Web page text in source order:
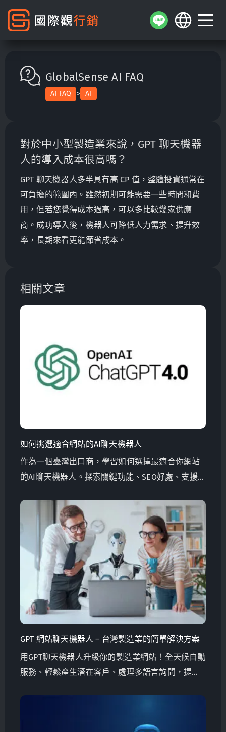
GlobalSense AI FAQ
AI FAQ > AI
對於中小型製造業來說，GPT 聊天機器
人的導入成本很高嗎？
GPT 聊天機器人多半具有高 CP 值，整體投資通常在
可負擔的範圍內。雖然初期可能需要一些時間和費
用，但若您覺得成本過高，可以多比較幾家供應
商。成功導入後，機器人可降低人力需求、提升效
率，長期來看更能節省成本。
相關文章
如何挑選適合網站的AI聊天機器人
作為一個臺灣出口商，學習如何選擇最適合你網站
的AI聊天機器人。探索關鍵功能、SEO好處、支援多
針對B2B製造商量身定制的以GPT-4為動力的聊天機
GPT 網站聊天機器人 – 台灣製造業的簡單解決方案
用GPT聊天機器人升級你的製造業網站！全天候自動
服務、輕鬆產生潛在客戶、處理多語言詢問，提升